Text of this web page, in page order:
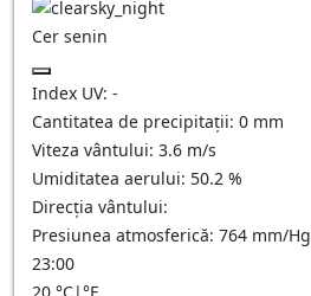
Cer senin
Index UV: -
Cantitatea de precipitații: 0 mm
Viteza vântului: 3.6 m/s
Umiditatea aerului: 50.2 %
Direcția vântului:
Presiunea atmosferică: 764 mm/Hg
23:00